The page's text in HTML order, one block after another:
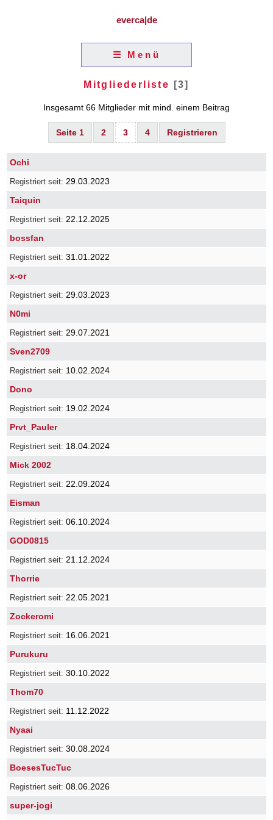
everca|de
☰ Menü
Mitgliederliste [3]
Insgesamt 66 Mitglieder mit mind. einem Beitrag
Seite 1 2 3 4 Registrieren
Ochi
29.03.2023
Taiquin
22.12.2025
bossfan
31.01.2022
x-or
29.03.2023
N0mi
29.07.2021
Sven2709
10.02.2024
Dono
19.02.2024
Prvt_Pauler
18.04.2024
Mick 2002
22.09.2024
Eisman
06.10.2024
GOD0815
21.12.2024
Thorrie
22.05.2021
Zockeromi
16.06.2021
Purukuru
30.10.2022
Thom70
11.12.2022
Nyaai
30.08.2024
BoesesTucTuc
08.06.2026
super-jogi